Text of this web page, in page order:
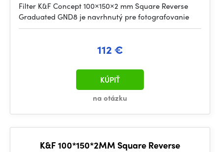
Filter K&F Concept 100×150×2 mm Square Reverse
Graduated GND8 je navrhnutý pre fotografovanie
112 €
na otázku
KÚPIŤ
K&F 100*150*2MM Square Reverse